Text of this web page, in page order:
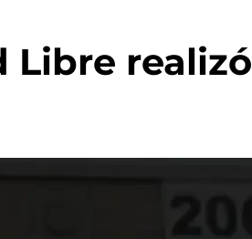
Libre realizó